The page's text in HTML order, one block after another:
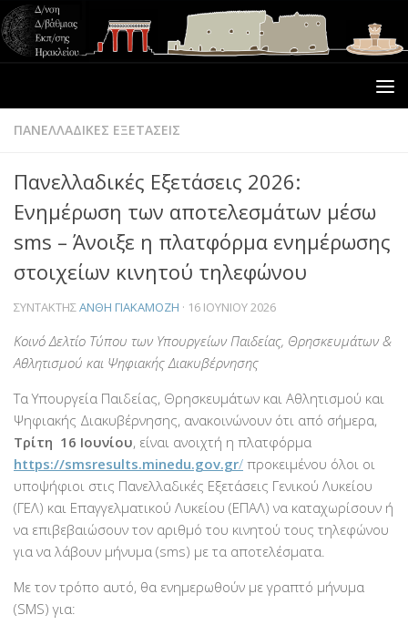
ΠΑΝΕΛΛΑΔΙΚΕΣ ΕΞΕΤΑΣΕΙΣ
Πανελλαδικές Εξετάσεις 2026:
Ενημέρωση των αποτελεσμάτων μέσω
sms – Άνοιξε η πλατφόρμα ενημέρωσης
στοιχείων κινητού τηλεφώνου
ΣΥΝΤΆΚΤΗΣΑΝΘΗ ΓΙΑΚΑΜΟΖΗ · 16 ΙΟΥΝΊΟΥ 2026
Κοινό Δελτίο Τύπου των Υπουργείων Παιδείας, Θρησκευμάτων &
Αθλητισμού και Ψηφιακής Διακυβέρνησης
Τα Υπουργεία Παιδείας, Θρησκευμάτων και Αθλητισμού και
Ψηφιακής Διακυβέρνησης, ανακοινώνουν ότι από σήμερα,
Τρίτη 16 Ιουνίου, είναι ανοιχτή η πλατφόρμα
https://smsresults.minedu.gov.gr/ προκειμένου όλοι οι
υποψήφιοι στις Πανελλαδικές Εξετάσεις Γενικού Λυκείου
(ΓΕΛ) και Επαγγελματικού Λυκείου (ΕΠΑΛ) να καταχωρίσουν ή
να επιβεβαιώσουν τον αριθμό του κινητού τους τηλεφώνου
για να λάβουν μήνυμα (sms) με τα αποτελέσματα.
Με τον τρόπο αυτό, θα ενημερωθούν με γραπτό μήνυμα
(SMS) για: